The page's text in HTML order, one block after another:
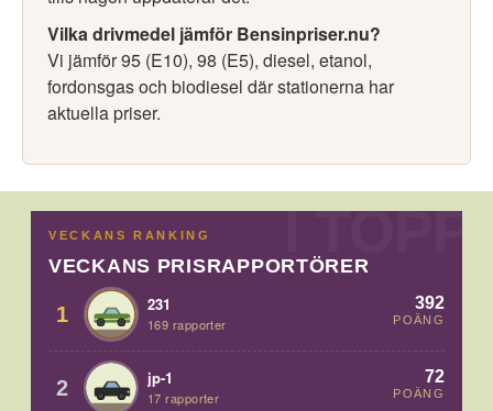
Vilka drivmedel jämför Bensinpriser.nu?
Vi jämför 95 (E10), 98 (E5), diesel, etanol,
fordonsgas och biodiesel där stationerna har
aktuella priser.
VECKANS RANKING
VECKANS PRISRAPPORTÖRER
1 231
169 rapporter
392
POÄNG
2 jp-1
17 rapporter
72
POÄNG